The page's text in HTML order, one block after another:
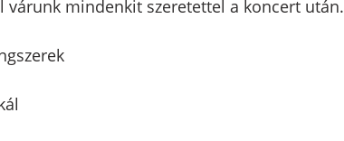
várunk mindenkit szeretettel a koncert után.